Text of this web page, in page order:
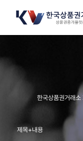
한국상품권거래소